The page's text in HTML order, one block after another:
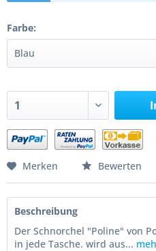
Farbe:
Merken Bewerten
Beschreibung
Der Schnorchel "Poline" von
in jede Tasche. wird aus...